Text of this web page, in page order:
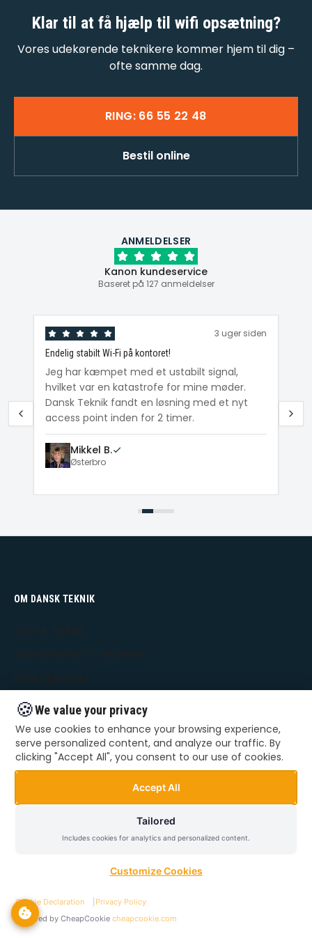
Klar til at få hjælp til wifi opsætning?
Vores udekørende teknikere kommer hjem til dig –
ofte samme dag.
RING: 66 55 22 48
Bestil online
ANMELDELSER
Kanon kundeservice
Baseret på 127 anmeldelser
3 uger siden
Endelig stabilt Wi-Fi på kontoret!
Jeg har kæmpet med et ustabilt signal,
hvilket var en katastrofe for mine møder.
Dansk Teknik fandt en løsning med et nyt
access point inden for 2 timer.
Mikkel B.
Østerbro
OM DANSK TEKNIK
KONTAKT
66 55 22 48
kontakt@danskteknik.dk
Alle dage: 09:00 - 22:00
Hele Sjælland
Bestil hjælp
🍪We value your privacy
We use cookies to enhance your browsing experience,
serve personalized content, and analyze our traffic. By
clicking "Accept All", you consent to our use of cookies.
Accept All
Tailored
Includes cookies for analytics and personalized content.
Customize Cookies
Cookie Declaration
Privacy Policy
Powered by CheapCookiecheapcookie.com